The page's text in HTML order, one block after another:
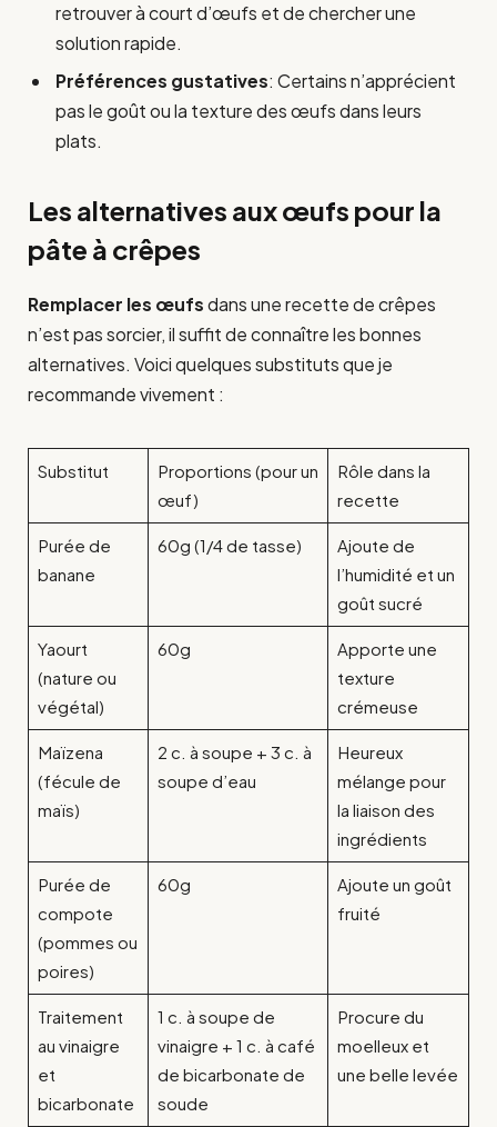
retrouver à court d’œufs et de chercher une
solution rapide.
Préférences gustatives: Certains n’apprécient
pas le goût ou la texture des œufs dans leurs
plats.
Les alternatives aux œufs pour la
pâte à crêpes
Remplacer les œufsdans une recette de crêpes
n’est pas sorcier, il suffit de connaître les bonnes
alternatives. Voici quelques substituts que je
recommande vivement :
Substitut
Proportions (pour un
œuf)
Rôle dans la
recette
Purée de
banane
60g (1/4 de tasse)
Ajoute de
l’humidité et un
goût sucré
Yaourt
(nature ou
végétal)
60g
Apporte une
texture
crémeuse
Maïzena
(fécule de
maïs)
2 c. à soupe + 3 c. à
soupe d’eau
Heureux
mélange pour
la liaison des
ingrédients
Purée de
compote
(pommes ou
poires)
60g
Ajoute un goût
fruité
Traitement
au vinaigre
et
bicarbonate
1 c. à soupe de
vinaigre + 1 c. à café
de bicarbonate de
soude
Procure du
moelleux et
une belle levée